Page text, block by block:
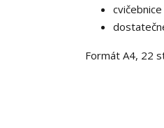
Formát A4, 22